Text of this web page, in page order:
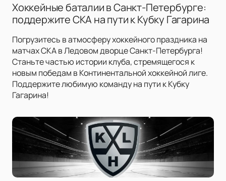
Хоккейные баталии в Санкт-Петербурге:
поддержите СКА на пути к Кубку Гагарина
Погрузитесь в атмосферу хоккейного праздника на
матчах СКА в Ледовом дворце Санкт-Петербурга!
Станьте частью истории клуба, стремящегося к
новым победам в Континентальной хоккейной лиге.
Поддержите любимую команду на пути к Кубку
Гагарина!